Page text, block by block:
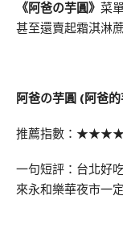
《阿爸の芋圓》 菜
甚至還賣起霜淇淋
阿爸の芋圓 (阿爸
推薦指數：
一句短評：台北好
來永和樂華夜市一